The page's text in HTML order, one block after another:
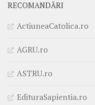
RECOMANDĂRI
ActiuneaCatolica.ro
AGRU.ro
ASTRU.ro
EdituraSapientia.ro